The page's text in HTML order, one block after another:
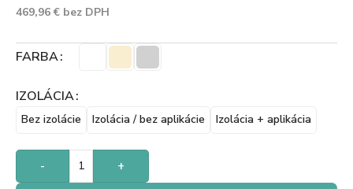
469,96€ bez DPH
FARBA
IZOLÁCIA
Bez izolácie Izolácia / bez aplikácie Izolácia + aplikácia
- +